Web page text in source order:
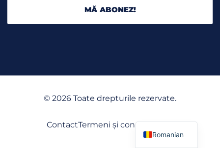
MĂ ABONEZ!
© 2026 Toate drepturile rezervate.
ContactTermeni și condiții
Romanian